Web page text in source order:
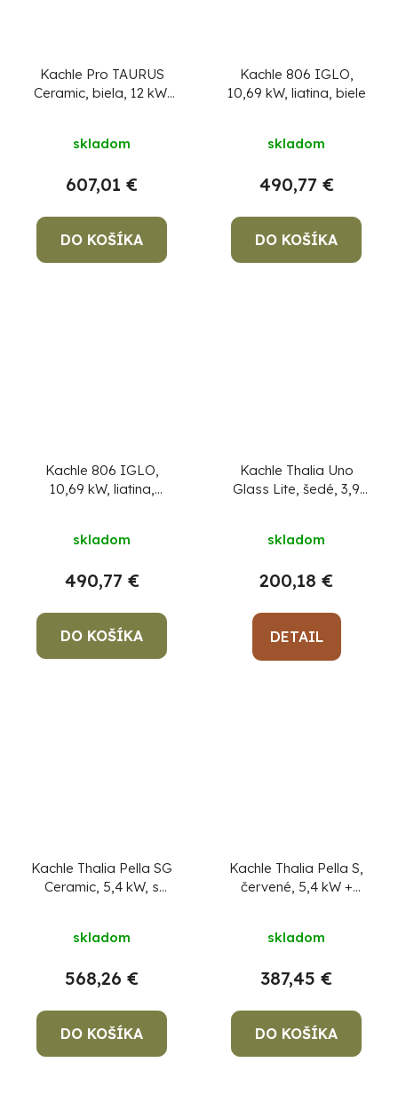
Kachle Pro TAURUS
Ceramic, biela, 12 kW,
zdarma + pevný
skladom
607,01 €
DO KOŠÍKA
Kachle 806 IGLO,
10,69 kW, liatina, biele
skladom
490,77 €
DO KOŠÍKA
Kachle 806 IGLO,
10,69 kW, liatina,
skladom
490,77 €
DO KOŠÍKA
Kachle Thalia Uno
Glass Lite, šedé, 3,9
skladom
200,18 €
DETAIL
Kachle Thalia Pella SG
Ceramic, 5,4 kW, s
zadarmo
skladom
568,26 €
DO KOŠÍKA
Kachle Thalia Pella S,
červené, 5,4 kW +
skladom
387,45 €
DO KOŠÍKA